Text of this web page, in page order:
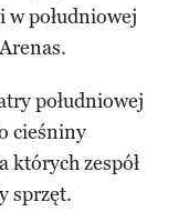
południowej
południowej
cieśniny
których zespół
sprzęt.